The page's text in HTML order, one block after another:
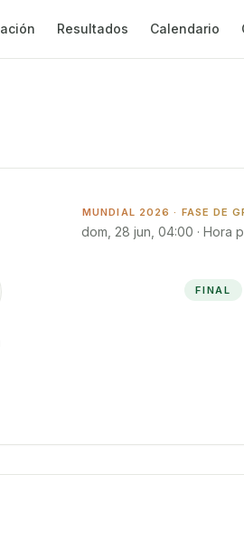
Resultados Calendario
MUNDIAL 2026 · FASE DE
dom, 28 jun, 04:00 · Hora
FINAL